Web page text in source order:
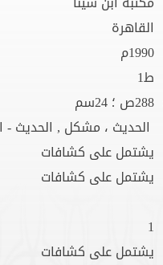
القاهرة
1990م
ط1
288ص ؛ 24سم
الحديث ، مشكل , الحديث -
يشتمل على كشافات
يشتمل على كشافات
1
يشتمل على كشافات